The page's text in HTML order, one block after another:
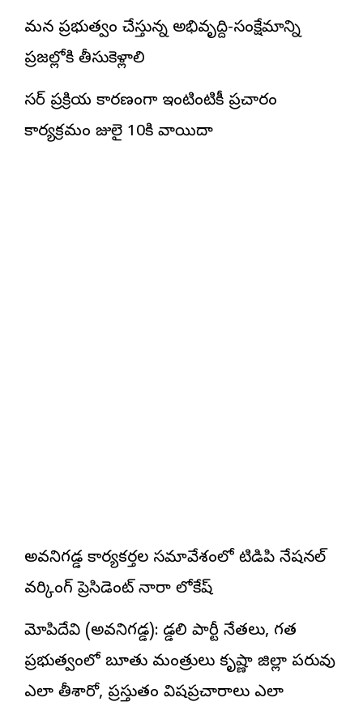
మ‌న ప్ర‌భుత్వం చేస్తున్న‌ అభివృద్ది-సంక్షేమాన్ని
ప్ర‌జ‌ల్లోకి తీసుకెళ్లాలి
సర్ ప్రక్రియ కారణంగా ఇంటింటికీ ప్రచారం
కార్యక్రమం జులై 10కి వాయిదా
అవనిగడ్డ కార్యకర్తల సమావేశంలో టిడిపి నేషనల్
వర్కింగ్ ప్రెసిడెంట్ నారా లోకేష్‌
మోపిదేవి (అవనిగడ్డ): గొడ్డ‌లి పార్టీ నేత‌లు, గ‌త
ప్ర‌భుత్వంలో బూతు మంత్రులు కృష్ణా జిల్లా ప‌రువు
ఎలా తీశారో, ప్ర‌స్తుతం విష‌ప్ర‌చారాలు ఎలా